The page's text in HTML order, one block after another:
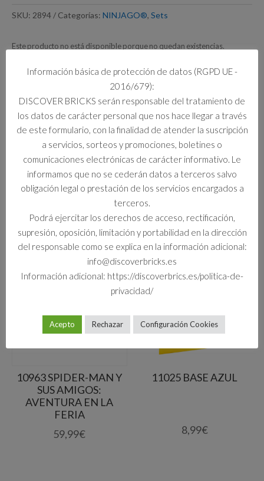
SKU: 2894 Categorías: NINJAGO®, Sets
Este producto no está disponible porque no quedan existencias.
Información adicional
Información adicional
Set
Productos relacionados
10963 SPIDER-MAN Y
SUS AMIGOS:
AVENTURA EN LA
FERIA
59,99€
11025 BASE AZUL
8,99€
Información básica de protección de datos (RGPD UE -
2016/679):
DISCOVER BRICKS serán responsable del tratamiento de
los datos de carácter personal que nos hace llegar a través
de este formulario, con la finalidad de atender la suscripción
a servicios, sorteos y promociones, boletines o
comunicaciones electrónicas de carácter informativo. Le
informamos que no se cederán datos a terceros salvo
obligación legal o prestación de los servicios encargados a
terceros.
Podrá ejercitar los derechos de acceso, rectificación,
supresión, oposición, limitación y portabilidad en la dirección
del responsable como se explica en la información adicional:
info@discoverbricks.es
Información adicional: https://discoverbrics.es/politica-de-
privacidad/
Acepto Rechazar Configuración Cookies